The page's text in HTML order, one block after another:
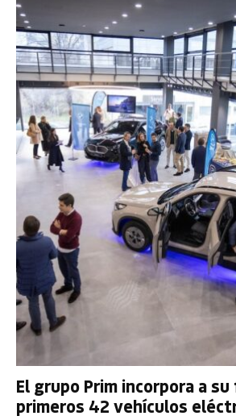
El grupo Prim incorpora a
primeros 42 vehículos